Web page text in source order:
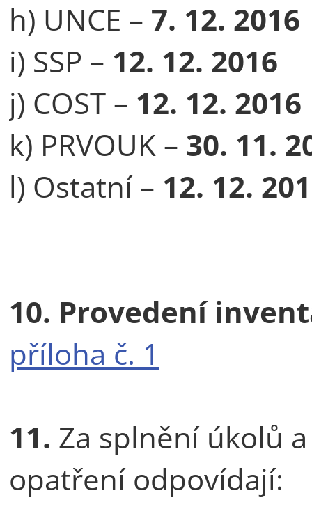
h) UNCE – 7. 12. 2016
i) SSP – 12. 12. 2016
j) COST – 12. 12. 2016
k) PRVOUK – 30. 11.
l) Ostatní – 12. 12.
10. Provedení
příloha č. 1
11. Za splnění úkolů
opatření odpovídají: